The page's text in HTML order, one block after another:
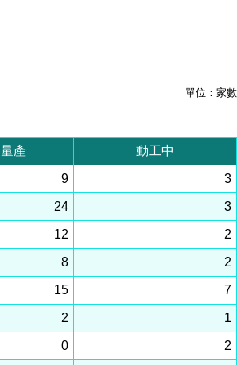
單位：家數
量產 動工中
9 3
24 3
12 2
8 2
15 7
2 1
0 2